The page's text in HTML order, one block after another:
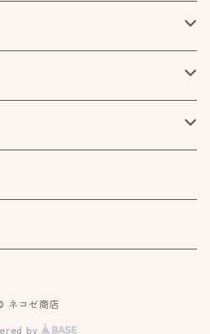
ネコゼ商店
by